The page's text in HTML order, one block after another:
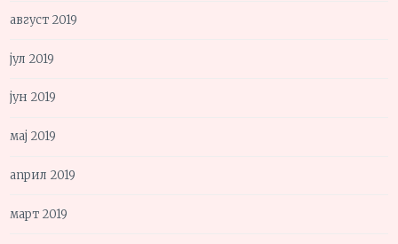
август 2019
јул 2019
јун 2019
мај 2019
април 2019
март 2019